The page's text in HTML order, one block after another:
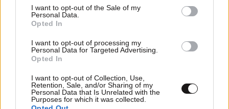
consent section.
I want to opt-out of the Sale of my
Personal Data.
Opted In
I want to opt-out of processing my
Personal Data for Targeted Advertising.
Opted In
I want to opt-out of Collection, Use,
Retention, Sale, and/or Sharing of my
Personal Data that Is Unrelated with the
Purposes for which it was collected.
05·11·2019 13:14